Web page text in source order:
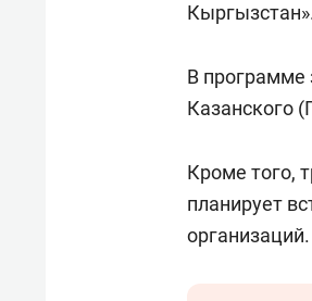
В программе
Казанского
Кроме того,
планирует
организаций.